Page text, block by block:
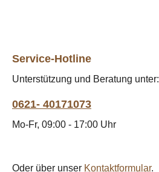
Service-Hotline
Unterstützung und Beratung unter:
0621- 40171073
Mo-Fr, 09:00 - 17:00 Uhr
Oder über unser Kontaktformular.